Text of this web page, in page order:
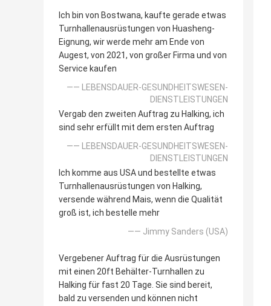
Ich bin von Bostwana, kaufte gerade etwas
Turnhallenausrüstungen von Huasheng-
Eignung, wir werde mehr am Ende von
Augest, von 2021, von großer Firma und von
Service kaufen
—— LEBENSDAUER-GESUNDHEITSWESEN-
DIENSTLEISTUNGEN
Vergab den zweiten Auftrag zu Halking, ich
sind sehr erfüllt mit dem ersten Auftrag
—— LEBENSDAUER-GESUNDHEITSWESEN-
DIENSTLEISTUNGEN
Ich komme aus USA und bestellte etwas
Turnhallenausrüstungen von Halking,
versende während Mais, wenn die Qualität
groß ist, ich bestelle mehr
—— Jimmy Sanders (USA)
Vergebener Auftrag für die Ausrüstungen
mit einen 20ft Behälter-Turnhallen zu
Halking für fast 20 Tage. Sie sind bereit,
bald zu versenden und können nicht